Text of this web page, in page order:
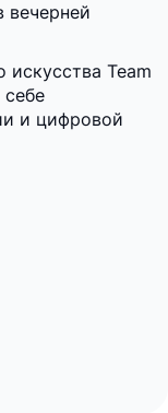
вечерней
Team
и цифровой